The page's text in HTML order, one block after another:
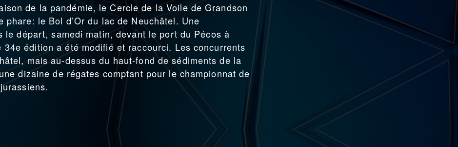
de la pandémie, le Cercle de la Voile de Grandson
le Bol d’Or du lac de Neuchâtel. Une
départ, samedi matin, devant le port du Pécos à
édition a été modifié et raccourci. Les concurrents
mais au-dessus du haut-fond de sédiments de la
dizaine de régates comptant pour le championnat de